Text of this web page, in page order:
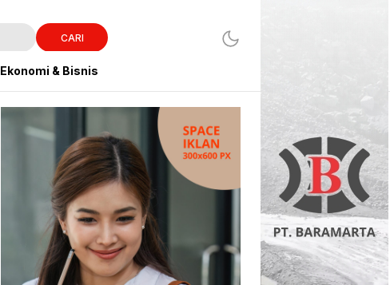
CARI
Ekonomi & Bisnis